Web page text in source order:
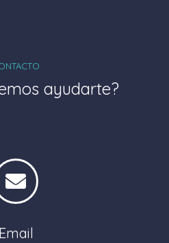
ayudarte?
Email